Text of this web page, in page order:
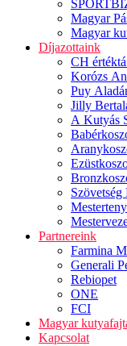
Magyar
Magyar
Díjazottaink
CH
Korózs
Puy
Jilly
A Kutyás
Partnereink
Farmina
Generali
Rebiopet
ONE
FCI
Magyar
Kapcsolat